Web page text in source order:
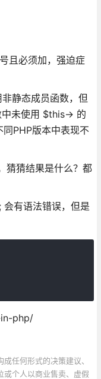
且必须加，强迫症
静态成员函数，但
未使用 $this-> 的
PHP版本中表现不
猜猜结果是什么？都
有语法错误，但是
php/
任何形式的决策建议、
或个人以商业售卖、虚假